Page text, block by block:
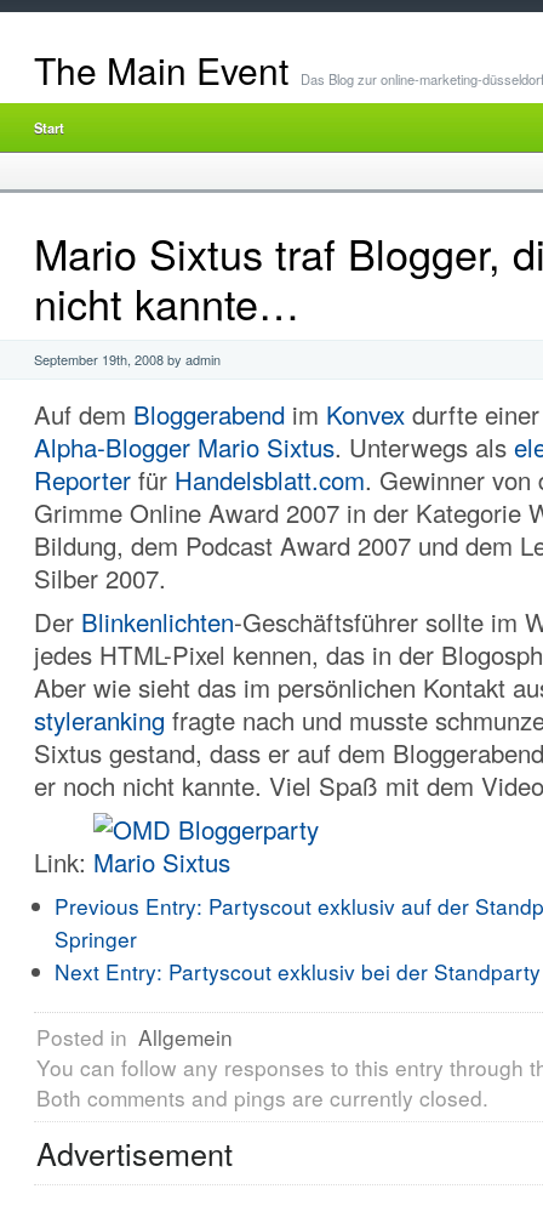
The Main Event Das Blog zur online-marketing-düsseldorf
Start
Mario Sixtus traf Blogger,
nicht kannte…
September 19th, 2008 by admin
Auf dem Bloggerabend im Konvex durfte
Alpha-Blogger Mario Sixtus. Unterwegs als
Reporter für Handelsblatt.com. Gewinner von
Grimme Online Award 2007 in der Kategorie
Bildung, dem Podcast Award 2007 und dem
Silber 2007.
Der Blinkenlichten-Geschäftsführer sollte im
jedes HTML-Pixel kennen, das in der
Aber wie sieht das im persönlichen Kontakt
styleranking fragte nach und musste
Sixtus gestand, dass er auf dem
er noch nicht kannte. Viel Spaß mit dem
Link:
Previous Entry: Partyscout exklusiv auf der
Springer
Next Entry: Partyscout exklusiv bei der
Posted in Allgemein
You can follow any responses to this entry through
Both comments and pings are currently closed.
Advertisement